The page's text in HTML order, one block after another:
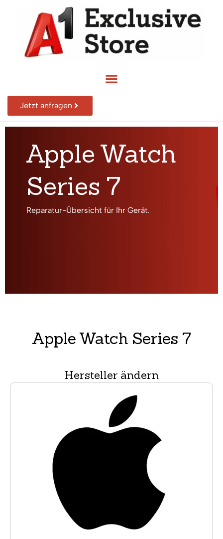
Jetzt anfragen
Apple Watch
Series 7
Reparatur-Übersicht für Ihr Gerät.
Apple Watch Series 7
Hersteller ändern